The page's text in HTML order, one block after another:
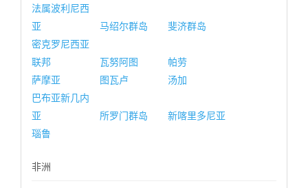
法属波利尼西
亚
马绍尔群岛
斐济群岛
密克罗尼西亚
联邦
瓦努阿图
帕劳
萨摩亚
图瓦卢
汤加
巴布亚新几内
亚
所罗门群岛
新喀里多尼亚
瑙鲁
非洲